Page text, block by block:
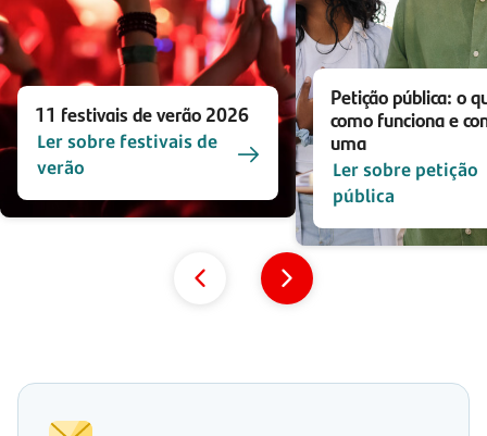
11 festivais de verão 2026
Ler sobre festivais de
verão
Petição pública: o
como funciona e
uma
Ler sobre petição
pública